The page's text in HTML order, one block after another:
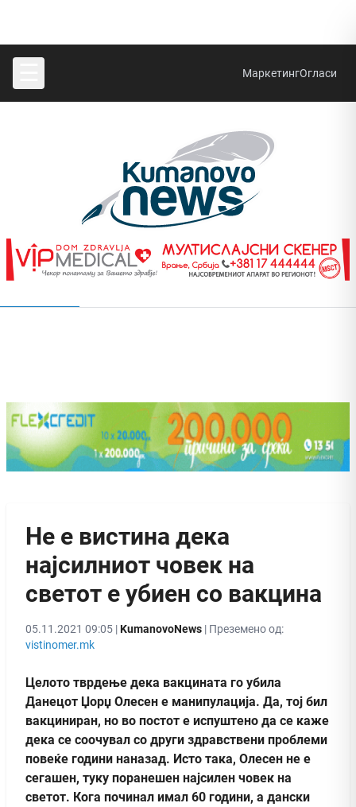
МаркетингОгласи
Не е вистина дека
најсилниот човек на
светот е убиен со вакцина
05.11.2021 09:05 |KumanovoNews | Преземено од:
vistinomer.mk
Целото тврдење дека вакцината го убила
Данецот Џорџ Олесен е манипулација. Да, тој бил
вакциниран, но во постот е испуштено да се каже
дека се соочувал со други здравствени проблеми
повеќе години наназад. Исто така, Олесен не е
сегашен, туку поранешен најсилен човек на
светот. Кога починал имал 60 години, а дански